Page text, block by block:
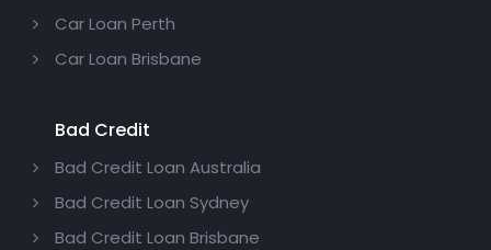
Car Loan Perth
Car Loan Brisbane
Bad Credit
Bad Credit Loan Australia
Bad Credit Loan Sydney
Bad Credit Loan Brisbane